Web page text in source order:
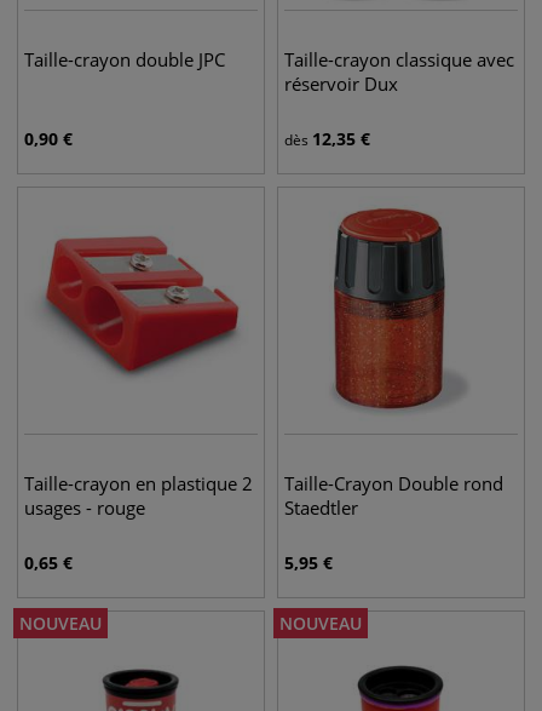
Taille-crayon double JPC
0,90 €
Taille-crayon classique avec
réservoir Dux
dès 12,35 €
Taille-crayon en plastique 2
usages - rouge
0,65 €
Taille-Crayon Double rond
Staedtler
5,95 €
NOUVEAU NOUVEAU